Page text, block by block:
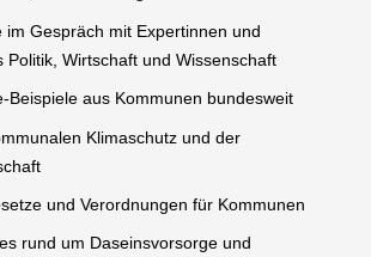
im Gespräch mit Expertinnen und
Politik, Wirtschaft und Wissenschaft
Beispiele aus Kommunen bundesweit
Klimaschutz und der
und Verordnungen für Kommunen
rund um Daseinsvorsorge und